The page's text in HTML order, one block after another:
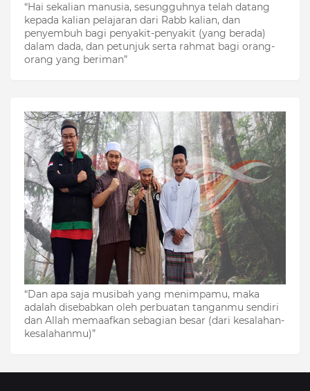
“Hai sekalian manusia, sesungguhnya telah datang
kepada kalian pelajaran dari Rabb kalian, dan
penyembuh bagi penyakit-penyakit (yang berada)
dalam dada, dan petunjuk serta rahmat bagi orang-
orang yang beriman”
“Dan apa saja musibah yang menimpamu, maka
adalah disebabkan oleh perbuatan tanganmu sendiri
dan Allah memaafkan sebagian besar (dari kesalahan-
kesalahanmu)”